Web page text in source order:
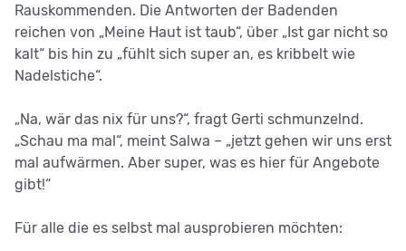
Rauskommenden. Die Antworten der Badenden
reichen von „Meine Haut ist taub“, über „Ist gar nicht so
kalt“ bis hin zu „fühlt sich super an, es kribbelt wie
Nadelstiche“.
„Na, wär das nix für uns?“, fragt Gerti schmunzelnd.
„Schau ma mal“, meint Salwa – „jetzt gehen wir uns erst
mal aufwärmen. Aber super, was es hier für Angebote
gibt!“
Für alle die es selbst mal ausprobieren möchten: